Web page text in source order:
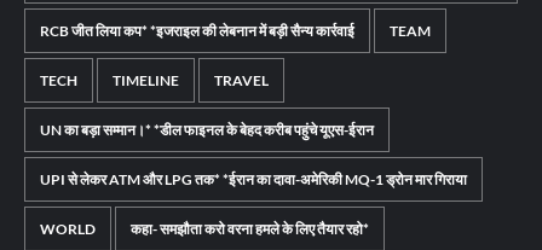
RCB जीत लिया कप* *इजराइल की लेबनान में बड़ी सैन्य कार्रवाई TEAM
TECH TIMELINE TRAVEL
UN का बड़ा सम्मान।* *डील फाइनल के बेहद करीब पहुंचे यूएस-ईरान
UPI से लेकर ATM और LPG तक* *ईरान का दावा-अमेरिकी MQ-1 ड्रोन मार गिराया
WORLD कहा- समझौता करो वरना हमले के लिए तैयार रहो*